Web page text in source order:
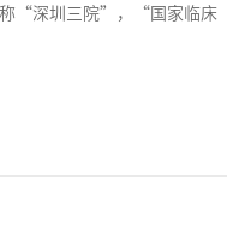
称“深圳三院”，“国家临床